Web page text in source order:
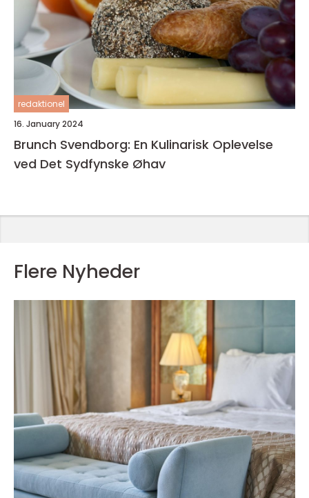
redaktionel
16. January 2024
Brunch Svendborg: En Kulinarisk Oplevelse
ved Det Sydfynske Øhav
Flere Nyheder